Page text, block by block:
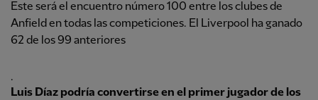
Este será el encuentro número 100 entre los clubes de
Anfield en todas las competiciones. El Liverpool ha ganado
62 de los 99 anteriores
.
Luis Díaz podría convertirse en el primer jugador de los